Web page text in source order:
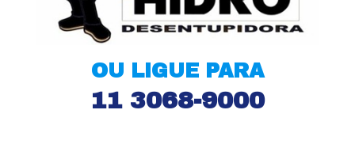
OU LIGUE PARA
11 3068-9000